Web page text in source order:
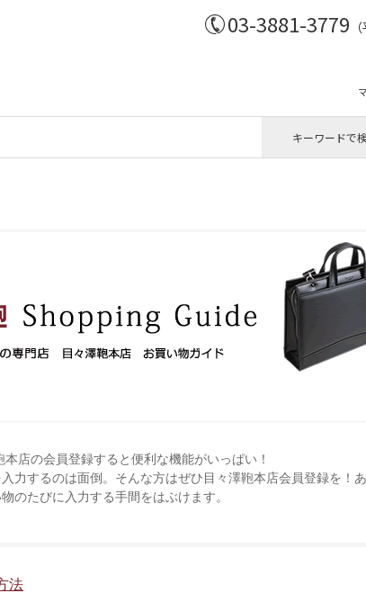
03-3881-3779
店の会員登録すると便利な機能がいっぱい！
力するのは面倒。そんな方はぜひ目々澤鞄本店会員登録を！
のたびに入力する手間をはぶけます。
法